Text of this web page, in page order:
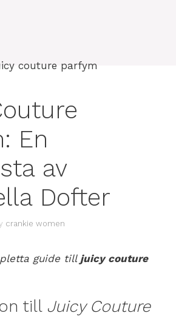
En
av
Dofter
crankie women
guide till juicy couture
till Juicy Couture